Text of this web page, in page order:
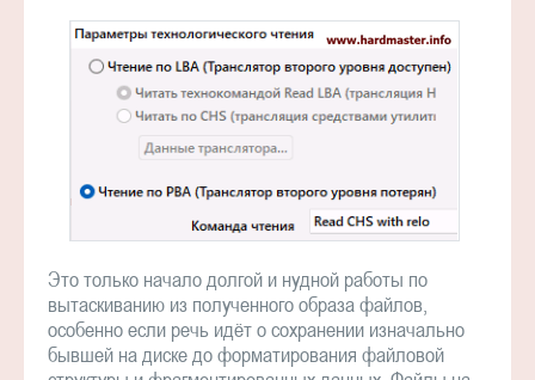
Это только начало долгой и нудной работы по
вытаскиванию из полученного образа файлов,
особенно если речь идёт о сохранении изначально
бывшей на диске до форматирования файловой